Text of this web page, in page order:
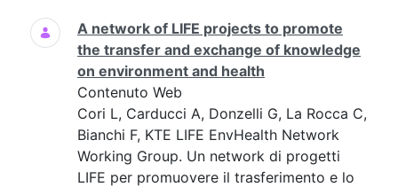
A network of LIFE projects to promote
the transfer and exchange of knowledge
on environment and health
Contenuto Web
Cori L, Carducci A, Donzelli G, La Rocca C,
Bianchi F, KTE LIFE EnvHealth Network
Working Group. Un network di progetti
LIFE per promuovere il trasferimento e lo